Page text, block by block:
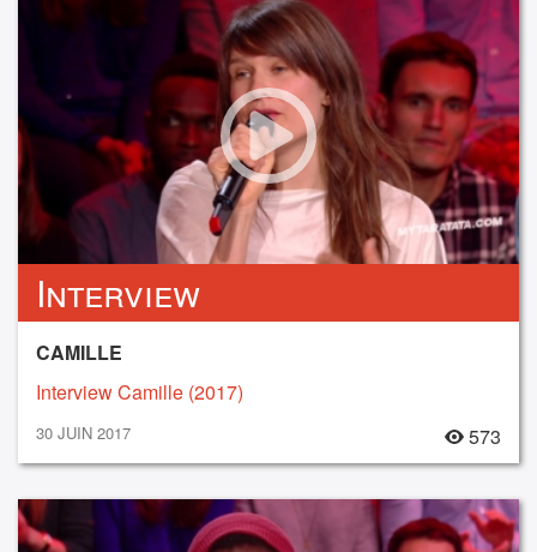
Interview
CAMILLE
Interview Camille (2017)
30 JUIN 2017 573